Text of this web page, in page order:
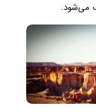
می‌شود.